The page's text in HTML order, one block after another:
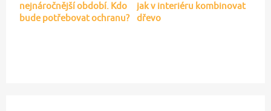
nejnáročnější období. Kdo
bude potřebovat ochranu?
jak v interiéru kombinovat
dřevo